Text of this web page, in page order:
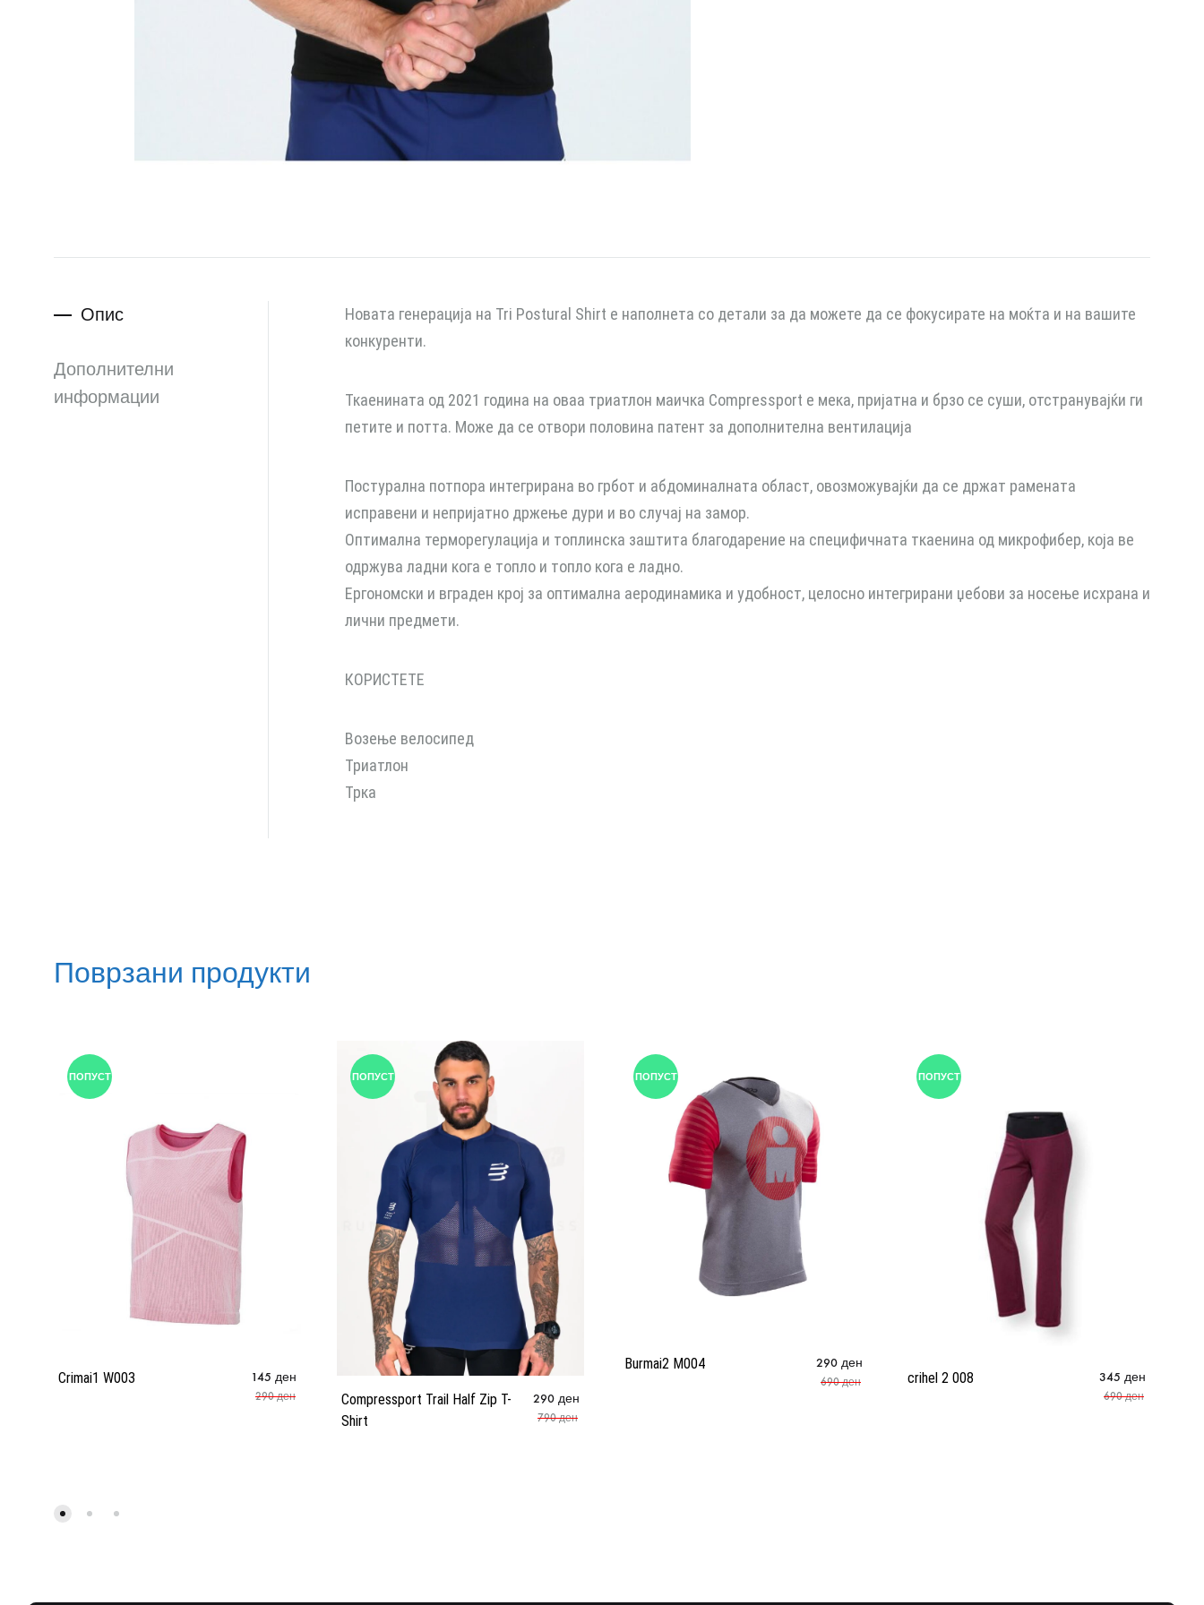
Опис
Дополнителни
информации
Новата генерација на Tri Postural Shirt е наполнета со детали за да можете да се фокусирате на моќта и на вашите
конкуренти.
Ткаенината од 2021 година на оваа триатлон маичка Compressport е мека, пријатна и брзо се суши, отстранувајќи ги
петите и потта. Може да се отвори половина патент за дополнителна вентилација
Постурална потпора интегрирана во грбот и абдоминалната област, овозможувајќи да се држат рамената
исправени и непријатно држење дури и во случај на замор.
Оптимална терморегулација и топлинска заштита благодарение на специфичната ткаенина од микрофибер, која ве
одржува ладни кога е топло и топло кога е ладно.
Ергономски и вграден крој за оптимална аеродинамика и удобност, целосно интегрирани џебови за носење исхрана и
лични предмети.
КОРИСТЕТЕ
Возење велосипед
Триатлон
Трка
Поврзани продукти
ПОПУСТ
Crimai1 W003 145 ден
290ден
ПОПУСТ
Compressport Trail Half Zip T-
Shirt
290 ден
790ден
ПОПУСТ
Burmai2 M004 290 ден
690ден
ПОПУСТ
crihel 2 008 345 ден
690ден